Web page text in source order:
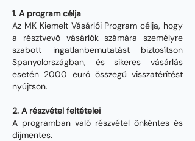
1. A program célja
Az MK Kiemelt Vásárlói Program célja, hogy
a résztvevő vásárlók számára személyre
szabott ingatlanbemutatást biztosítson
Spanyolországban, és sikeres vásárlás
esetén 2000 euró összegű visszatérítést
nyújtson.
2. A részvétel feltételei
A programban való részvétel önkéntes és
díjmentes.